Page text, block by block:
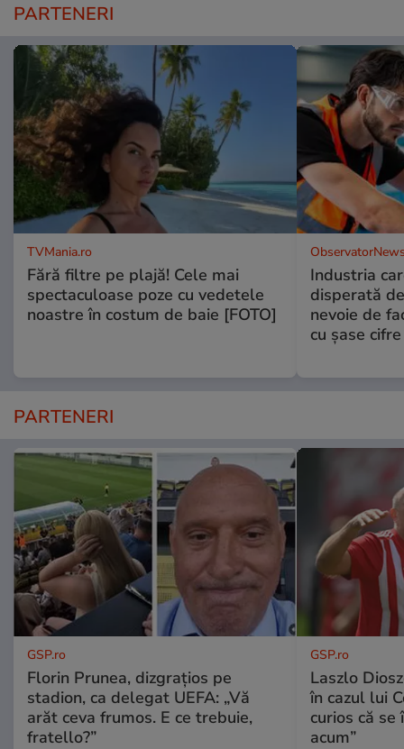
PARTENERI
TVMania.ro
Fără filtre pe plajă! Cele mai
spectaculoase poze cu vedetele
noastre în costum de baie [FOTO]
Industria
disperată
nevoie de
cu şase cifre
PARTENERI
GSP.ro
Florin Prunea, dizgrațios pe
stadion, ca delegat UEFA: „Vă
arăt ceva frumos. E ce trebuie,
fratello?”
GSP.ro
Laszlo
în cazul lui
curios că
acum”